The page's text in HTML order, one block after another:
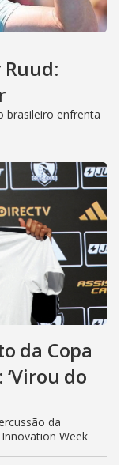
Ruud:
brasileiro enfrenta
da Copa
do
da
Week